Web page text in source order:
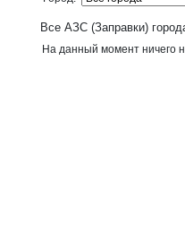
Все АЗС (Заправки)
На данный момент ничего